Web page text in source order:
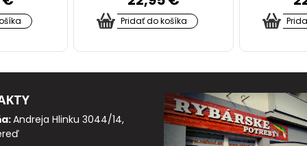
Pridať do košíka
Andreja Hlinku 3044/14,